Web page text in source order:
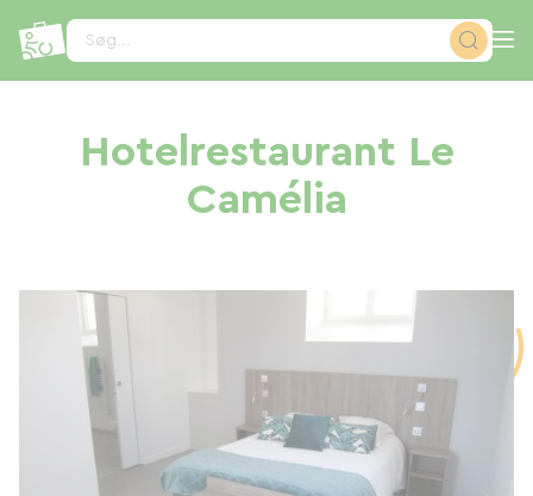
Søg...
Hotelrestaurant Le
Camélia
CCookie-styringspanel